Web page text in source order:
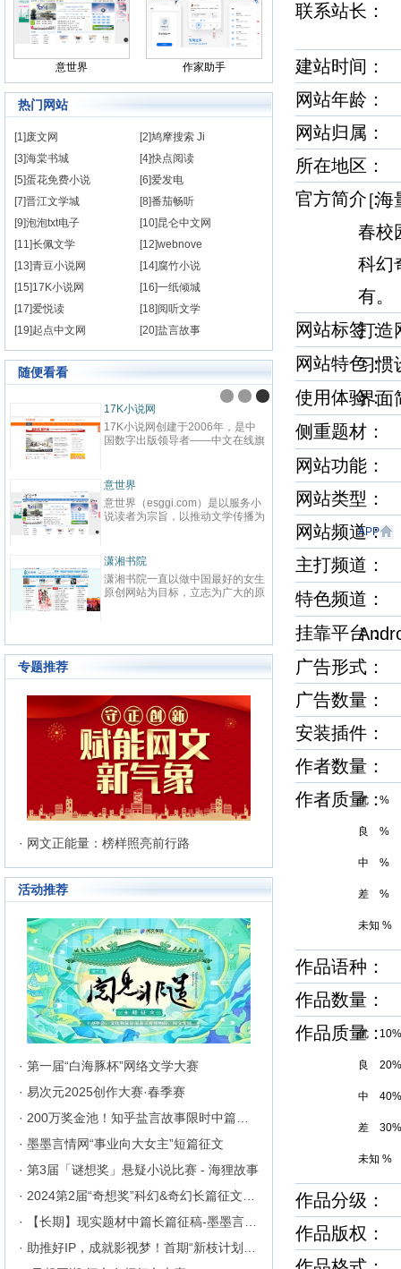
意世界 作家助手
热门网站
[1]废文网
[2]鸠摩搜索 Ji
[3]海棠书城
[4]快点阅读
[5]蛋花免费小说
[6]爱发电
[7]晋江文学城
[8]番茄畅听
[9]泡泡txt电子
[10]昆仑中文网
[11]长佩文学
[12]webnove
[13]青豆小说网
[14]腐竹小说
[15]17K小说网
[16]一纸倾城
[17]爱悦读
[18]阅听文学
[19]起点中文网
[20]盐言故事
随便看看
九阅小说网，最好看的小说阅读网
站,提供现代言情、古代言情、穿
越重生、幻想言情、悬疑灵异、青
强、免费小说等在线阅读。每日最
快更新,页面简洁,访问速度快
纵横中文网
纵横中文网成立
百度文学旗下的
网站，坚持原创
致力于本土优秀
鼎、激扬与全球
最具主流影响力
文化平台，扶助
与史诗级作品的
化软力量的崛兴
有“纵横中文”、“
优秀品牌与资源
读，线下出版、
编、影视改编等
经过多年努力，
显著的成绩，书
部，日独立IP超
6000万，成为国
创文学类专业网
晋江文学城创立于2003年8月1
日，是中国大陆范围内最具影响力
的女性向原创文学网站，同时，也
耽美、爱情等原创网络小说而著
名。 截止到2015年3月31日，晋
江文学城拥有在线作品177万余
部，穿越、言情、影视、都市爱
情、职场婚姻、青春校园、武侠仙
样的网络文学作品百花齐放，网站
的这种不落窠臼的行事作风也在行
和两万余名签约作者在这个平台上
日更不辍，为广大网络文学爱好者
献上了一部又一部可以堪称经典的
网络文学著作。其中得以出版作品
的作者达到3000人，每天有近1万
新用户注册、750部新作品诞生，
两本新书被成功代理出版，上百部
作品签约影视，过万部作品引入手
机分销渠道，其口碑卓著的良心服
立起极高声望。 历经十二年的风
雨，晋江文学城已经从一个简单的
文学爱好者的集散地快速且稳健地
成长为行业内的翘楚，为1300万
来自不同地区和国家的注册用户突
破地区、种族、语言和国家的障碍
聚集在这里的网络文学同好们构建
起创作交流与沟通的平台。
起点中文网
起点中文网
立于2002年5月
创文学网站，隶
字内容综合平
下。起点中文网
学事业为宗旨，
学作者的挖掘与
大成果
连尚读书网（免费小说），最热门
免费小说大全，免费阅读App，提
供玄幻小说、网游小说、言情小
红袖添香
红袖添香网创办
全球领先的女性
商之一，中文女
拥有完善的投稿
统、媒体联络发
240万注册用户
文、杂文、诗歌
记等体裁的高品
务，在言情、职
写作及出版领域
有长、短篇原创
万部（篇），日
5600万次。
专题推荐
· 网文正能量：榜样照亮前行路
活动推荐
· 第一届“白海豚杯”网络文学大赛
· 易次元2025创作大赛·春季赛
· 墨墨言情网“事业向大女主”短篇征文
· 第3届「谜想奖」悬疑小说比赛 - 海狸故事
联系站长
建站时间
网站年龄：
网站归属：
所在地区
官方简介
［海
春校
科幻
有
网站标签
打造
网站特色
习
使用体验
界
侧重题材
网站功能：
网站类型：
网站频道
APP
主打频道
特色频道
挂靠平台
广告形式：
广告数量：
安装插件
作者数量
作者质量
优 %
良 %
中 %
差 %
未知 %
作品语种：
作品数量
作品质量优 10%
良 20%
中 40%
差 30%
未知 %
作品分级：
作品版权